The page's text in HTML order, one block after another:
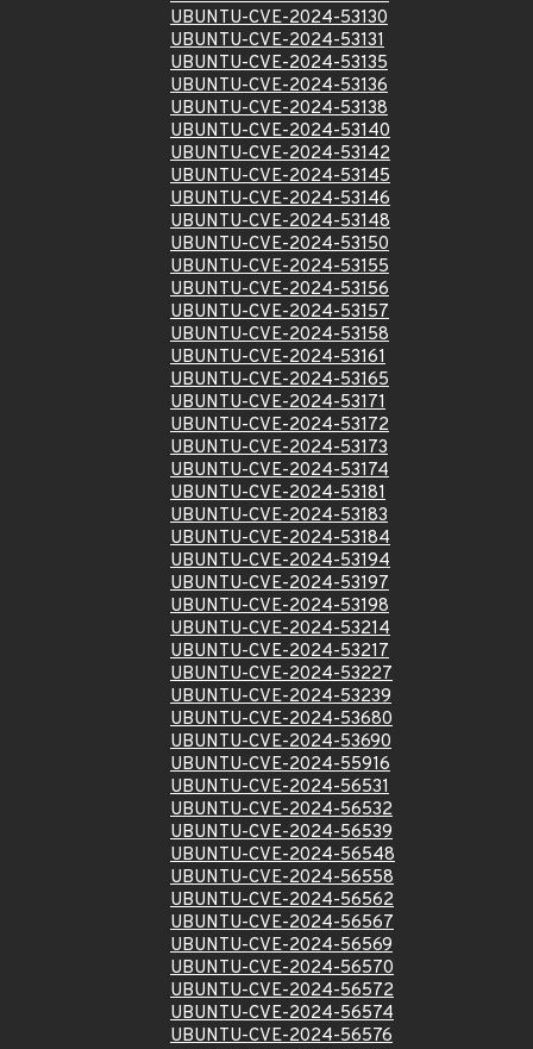
UBUNTU-CVE-2024-53130
UBUNTU-CVE-2024-53131
UBUNTU-CVE-2024-53135
UBUNTU-CVE-2024-53136
UBUNTU-CVE-2024-53138
UBUNTU-CVE-2024-53140
UBUNTU-CVE-2024-53142
UBUNTU-CVE-2024-53145
UBUNTU-CVE-2024-53146
UBUNTU-CVE-2024-53148
UBUNTU-CVE-2024-53150
UBUNTU-CVE-2024-53155
UBUNTU-CVE-2024-53156
UBUNTU-CVE-2024-53157
UBUNTU-CVE-2024-53158
UBUNTU-CVE-2024-53161
UBUNTU-CVE-2024-53165
UBUNTU-CVE-2024-53171
UBUNTU-CVE-2024-53172
UBUNTU-CVE-2024-53173
UBUNTU-CVE-2024-53174
UBUNTU-CVE-2024-53181
UBUNTU-CVE-2024-53183
UBUNTU-CVE-2024-53184
UBUNTU-CVE-2024-53194
UBUNTU-CVE-2024-53197
UBUNTU-CVE-2024-53198
UBUNTU-CVE-2024-53214
UBUNTU-CVE-2024-53217
UBUNTU-CVE-2024-53227
UBUNTU-CVE-2024-53239
UBUNTU-CVE-2024-53680
UBUNTU-CVE-2024-53690
UBUNTU-CVE-2024-55916
UBUNTU-CVE-2024-56531
UBUNTU-CVE-2024-56532
UBUNTU-CVE-2024-56539
UBUNTU-CVE-2024-56548
UBUNTU-CVE-2024-56558
UBUNTU-CVE-2024-56562
UBUNTU-CVE-2024-56567
UBUNTU-CVE-2024-56569
UBUNTU-CVE-2024-56570
UBUNTU-CVE-2024-56572
UBUNTU-CVE-2024-56574
UBUNTU-CVE-2024-56576